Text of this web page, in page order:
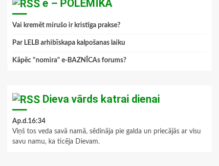
e – POLEMIKA
Vai kremēt mirušo ir kristīga prakse?
Par LELB arhibīskapa kalpošanas laiku
Kāpēc "nomira" e-BAZNĪCAs forums?
Dieva vārds katrai dienai
Ap.d.16:34
Viņš tos veda savā namā, sēdināja pie galda un priecājās ar visu
savu namu, ka ticēja Dievam.